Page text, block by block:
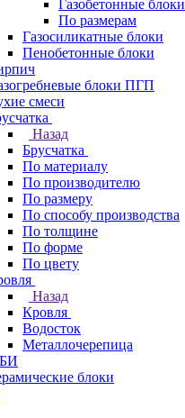
Газобетонные блоки
По размерам
Газосиликатные блоки
Пенобетонные блоки
блоки ПГП
смеси
Назад
Брусчатка
По материалу
По производителю
По размеру
По способу производства
По толщине
По форме
По цвету
Назад
Кровля
Водосток
Металлочерепица
блоки